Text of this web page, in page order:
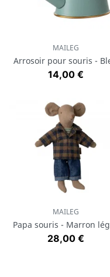
MAILEG
Arrosoir pour souris -
Prix
14,00 €
MAILEG
Papa souris - Marron
Prix
28,00 €